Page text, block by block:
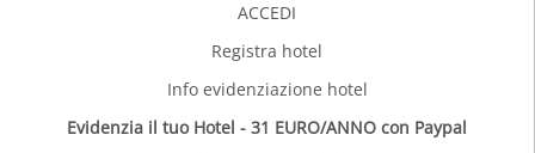
ACCEDI
Registra hotel
Info evidenziazione hotel
Evidenzia il tuo Hotel - 31 EURO/ANNO con Paypal